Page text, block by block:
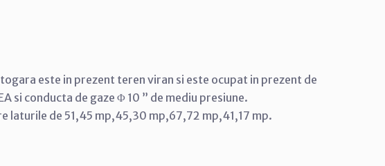
este in prezent teren viran si este ocupat in prezent de
si conducta de gaze Φ 10 ” de mediu presiune.
laturile de 51,45 mp,45,30 mp,67,72 mp,41,17 mp.